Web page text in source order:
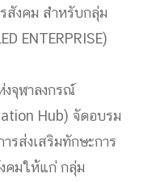
สังคม สำหรับกลุ่ม
ENTERPRISE)
จุฬาลงกรณ์
Hub) จัดอบรม
รส่งเสริมทักษะการ
คมให้แก่ กลุ่ม